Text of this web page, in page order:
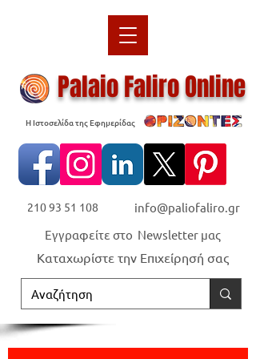
Palaio Faliro Online
Η Ιστοσελίδα της Εφημερίδας
210 93 51 108 info@paliofaliro.gr
Καταχωρίστε την Επιχείρησή σας
Εγγραφείτε στο Newsletter μας